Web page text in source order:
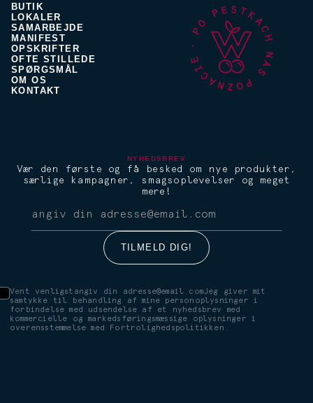
BUTIK
LOKALER
SAMARBEJDE
MANIFEST
OPSKRIFTER
OFTE STILLEDE
SPØRGSMÅL
OM OS
KONTAKT
NYHEDSBREV
Vær den første og få besked om nye produkter,
særlige kampagner, smagsoplevelser og meget
mere!
Vent venligstangiv din adresse@email.comJeg giver mit
samtykke til behandling af mine personoplysninger i
forbindelse med udsendelse af et nyhedsbrev med
kommercielle og markedsføringsmæssige oplysninger i
overensstemmelse med Fortrolighedspolitikken.